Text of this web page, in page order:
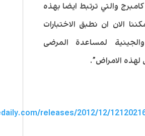
والتي ترتبط ايضا بهذه
الان ان نطبق الاختبارات
لمساعدة المرضى
لهذه الامراض”.
releases/2012/12/